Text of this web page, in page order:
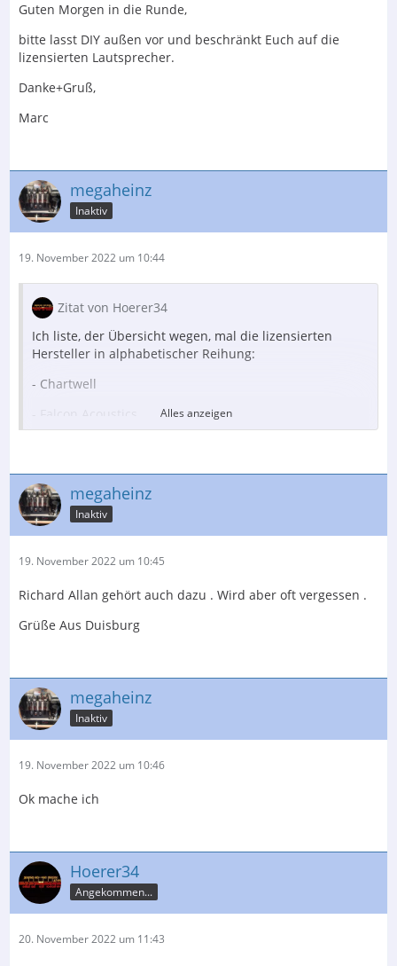
Guten Morgen in die Runde,
bitte lasst DIY außen vor und beschränkt Euch auf die
lizensierten Lautsprecher.
Danke+Gruß,
Marc
megaheinz
Inaktiv
19. November 2022 um 10:44
Zitat von Hoerer34
Ich liste, der Übersicht wegen, mal die lizensierten
Hersteller in alphabetischer Reihung:
- Chartwell
- Graham Audio
- Harbeth
- KEF
- RAM
- Rogers (Swisstone)
- Spendor
Gruß,
Marc
Alles anzeigen
megaheinz
Inaktiv
19. November 2022 um 10:45
Richard Allan gehört auch dazu . Wird aber oft vergessen .
Grüße Aus Duisburg
megaheinz
Inaktiv
19. November 2022 um 10:46
Ok mache ich
Hoerer34
Angekommen...
20. November 2022 um 11:43